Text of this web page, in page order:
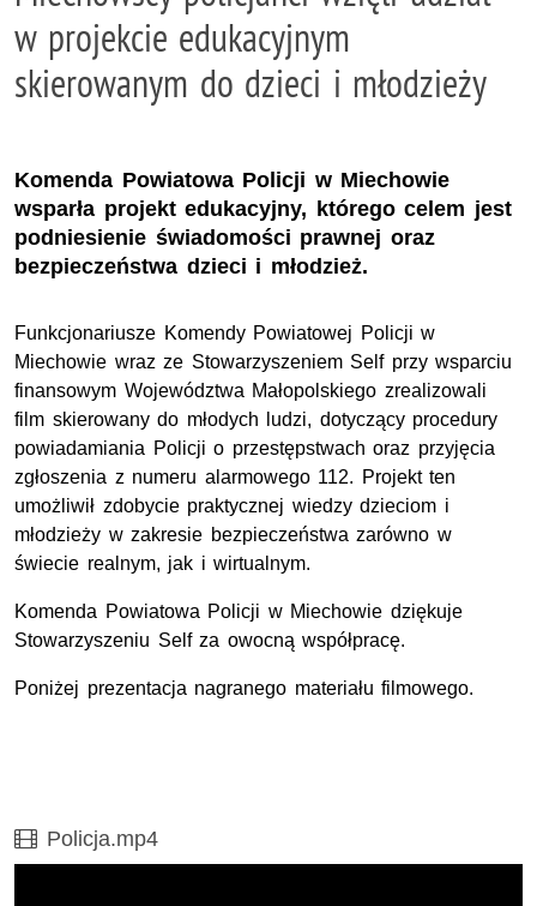
w projekcie edukacyjnym
skierowanym do dzieci i młodzieży
Komenda Powiatowa Policji w Miechowie
wsparła projekt edukacyjny, którego celem jest
podniesienie świadomości prawnej oraz
bezpieczeństwa dzieci i młodzież.
Funkcjonariusze Komendy Powiatowej Policji w
Miechowie wraz ze Stowarzyszeniem Self przy wsparciu
finansowym Województwa Małopolskiego zrealizowali
film skierowany do młodych ludzi, dotyczący procedury
powiadamiania Policji o przestępstwach oraz przyjęcia
zgłoszenia z numeru alarmowego 112. Projekt ten
umożliwił zdobycie praktycznej wiedzy dzieciom i
młodzieży w zakresie bezpieczeństwa zarówno w
świecie realnym, jak i wirtualnym.
Komenda Powiatowa Policji w Miechowie dziękuje
Stowarzyszeniu Self za owocną współpracę.
Poniżej prezentacja nagranego materiału filmowego.
Film
Policja.mp4